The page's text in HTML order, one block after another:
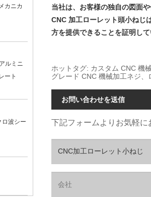
カニカ
ルミニ
ート
ロ波シー
当社は、お客様の独自の図面
CNC 加工ローレット頭小ねじ
方を提供できることを証明して
ホットタグ: カスタム CNC 機
グレード CNC 機械加工ネジ
お問い合わせを送信
下記フォームよりお気軽に